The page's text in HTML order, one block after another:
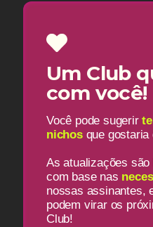
Um Club
com você!
Você pode sugerir
nichosque gostaria
As atualizações
com base nas
nossas assinantes,
podem virar os
Club!